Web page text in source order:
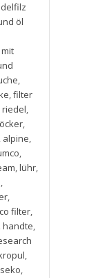
öl
,
,filter
riedel,
,
, alpine,
,
,lühr,
,
,
filter,
,handte,
,
seko,